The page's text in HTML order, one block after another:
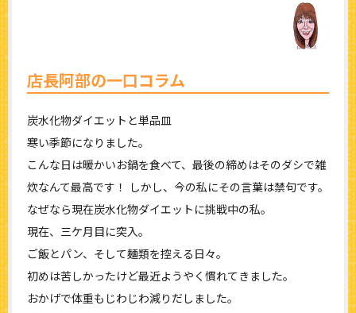
店長阿部の一口コラム
炭水化物ダイエットと単品皿
寒い季節になりました。
こんな日は暖かいお鍋を食べて、最後の締めはそのダシで雑
炊なんて最高です！ しかし、今の私にその言葉は禁句です。
なぜなら現在炭水化物ダイエットに挑戦中の私。
現在、三ケ月目に突入。
ご飯とパン、そして麺類を控える日々。
初めは苦しかったけど最近ようやく慣れてきました。
おかげで体重もじわじわ減りだしました。